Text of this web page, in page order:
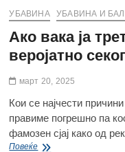
УБАВИНА УБАВИНА И
Ако вака ја
веројатно
март 20, 2025
Кои се најчести
правиме погрешно па
фамозен сјај како од
ПовеќеАко